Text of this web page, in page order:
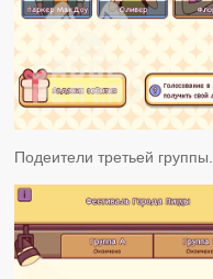
Подеители третьей группы.